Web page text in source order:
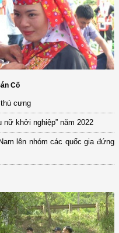
Cố
cưng
khởi nghiệp” năm 2022
lên nhóm các quốc gia đứng